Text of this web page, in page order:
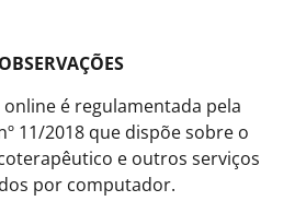
OBSERVAÇÕES
é regulamentada pela
11/2018 que dispõe sobre o
e outros serviços
por computador.